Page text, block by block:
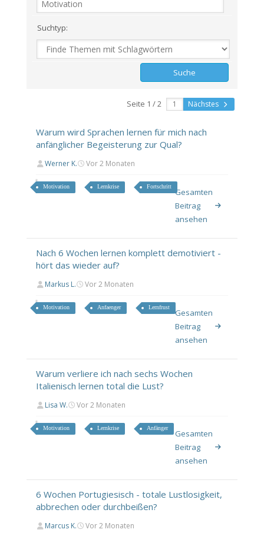
Suchtyp:
Seite 1 / 2 Nächstes
Warum wird Sprachen lernen für mich nach
anfänglicher Begeisterung zur Qual?
Werner K. Vor 2 Monaten
Motivation Lernkrise Fortschritt
Gesamten
Beitrag
ansehen
Nach 6 Wochen lernen komplett demotiviert -
hört das wieder auf?
Markus L. Vor 2 Monaten
Motivation Anfaenger Lernfrust
Gesamten
Beitrag
ansehen
Warum verliere ich nach sechs Wochen
Italienisch lernen total die Lust?
Lisa W. Vor 2 Monaten
Motivation Lernkrise Anfänger
Gesamten
Beitrag
ansehen
6 Wochen Portugiesisch - totale Lustlosigkeit,
abbrechen oder durchbeißen?
Marcus K. Vor 2 Monaten